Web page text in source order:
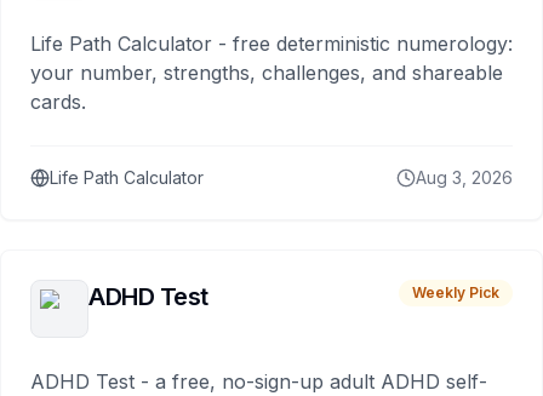
Life Path Calculator - free deterministic numerology:
your number, strengths, challenges, and shareable
cards.
Life Path Calculator Aug 3, 2026
ADHD Test Weekly Pick
ADHD Test - a free, no-sign-up adult ADHD self-